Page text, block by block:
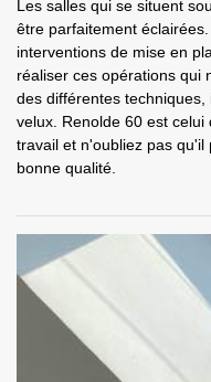
Les salles qui se situent
être parfaitement
interventions de mise en
réaliser ces opérations qui
des différentes
velux. Renolde 60 est
travail et n'oubliez pas
bonne qualité.